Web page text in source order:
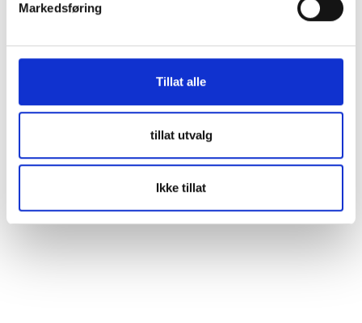
Markedsføring
Tillat alle
tillat utvalg
Ikke tillat
Specifikation
med BLUETOOTH SmartSolar-serien från Victron är en
mycket praktisk serie med inbyggd Bluetooth. Detta gör att
och batteristatus direkt på din smartphone eller surfplatta.
Enklare än